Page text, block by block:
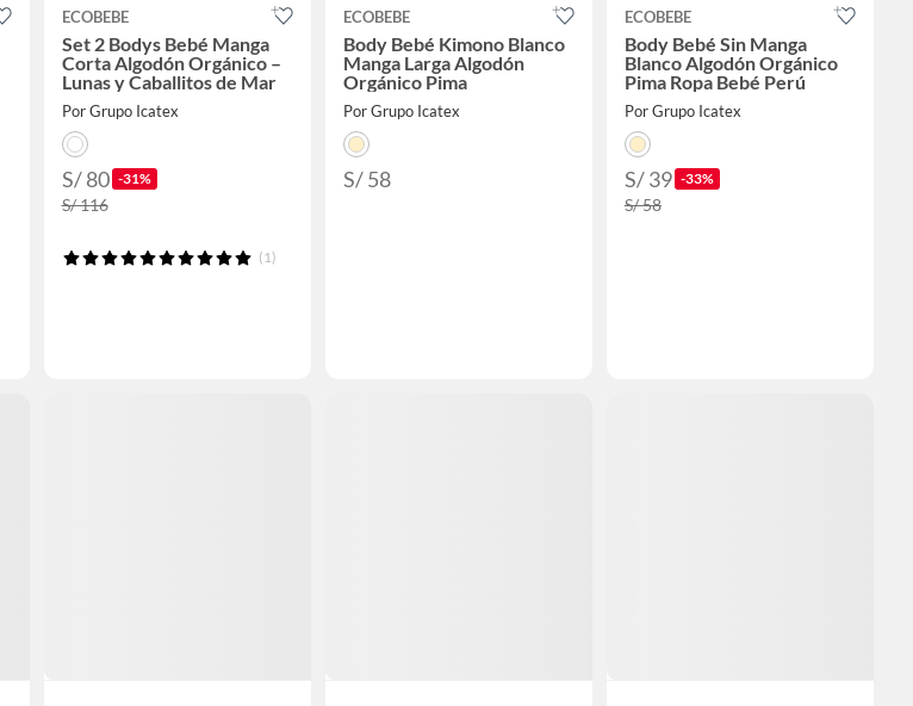
ECOBEBE
Set 2 Bodys Bebé Manga
Corta Algodón Orgánico –
Lunas y Caballitos de Mar
Por Grupo Icatex
S/ 80 -31%
S/ 116
(1)
ECOBEBE
Body Bebé Kimono Blanco
Manga Larga Algodón
Orgánico Pima
Por Grupo Icatex
S/ 58
ECOBEBE
Body Bebé Sin Manga
Blanco Algodón Orgánico
Pima Ropa Bebé Perú
Por Grupo Icatex
S/ 39 -33%
S/ 58